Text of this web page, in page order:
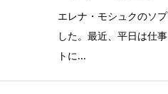
エレナ・モシュクのソ
した。最近、平日は仕
トに...